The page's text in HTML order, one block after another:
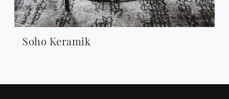
Soho Keramik